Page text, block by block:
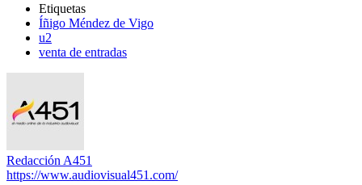
Etiquetas
Íñigo Méndez de Vigo
u2
venta de entradas
Redacción A451
https://www.audiovisual451.com/